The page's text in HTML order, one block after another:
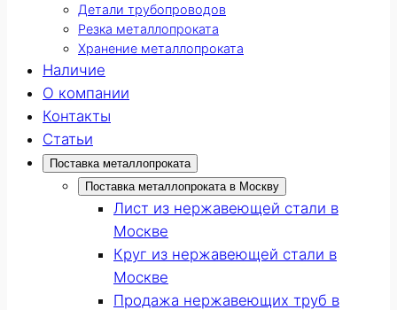
Детали трубопроводов
Резка металлопроката
Хранение металлопроката
Наличие
О компании
Контакты
Статьи
Поставка металлопроката
Поставка металлопроката в Москву
Лист из нержавеющей стали в
Москве
Круг из нержавеющей стали в
Москве
Продажа нержавеющих труб в